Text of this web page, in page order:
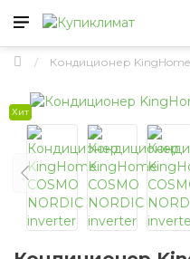
Кондиционер KingHome
Хит